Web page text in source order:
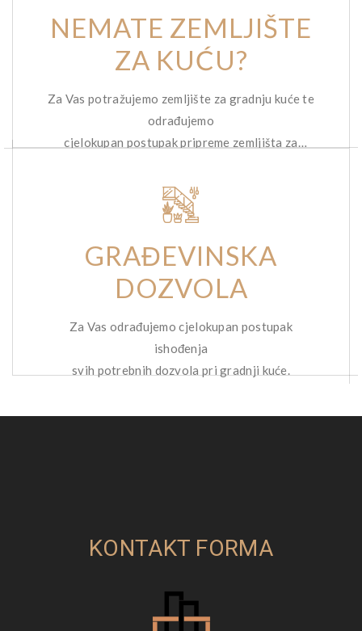
NEMATE ZEMLJIŠTE
ZA KUĆU?
Za Vas potražujemo zemljište za gradnju kuće te
odrađujemo
cjelokupan postupak pripreme zemljišta za
GRAĐEVINSKA
DOZVOLA
Za Vas odrađujemo cjelokupan postupak
ishođenja
svih potrebnih dozvola pri gradnji kuće.
KONTAKT FORMA